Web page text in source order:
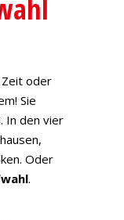
Zeit oder
Sie
In den vier
Oder
.